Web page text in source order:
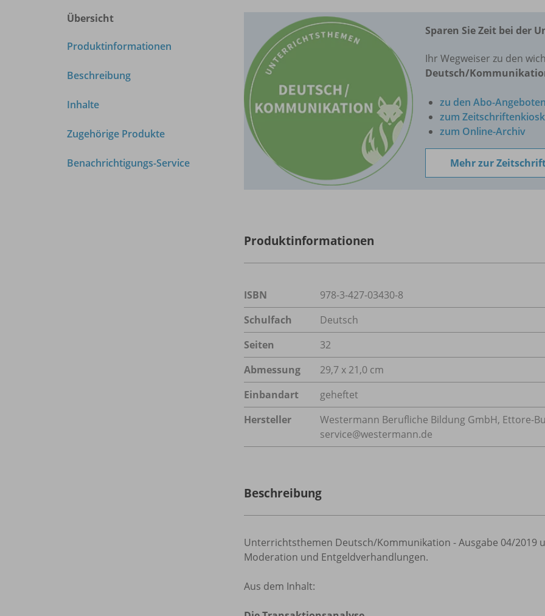
Übersicht
Produktinformationen
Beschreibung
Inhalte
Zugehörige Produkte
Benachrichtigungs-Service
Sparen Sie Zeit bei der
Ihr Wegweiser zu den
Deutsch/
zu den Abo-Angeboten
zum Zeitschriftenkiosk
zum Online-Archiv
Mehr zur
Produktinformationen
ISBN
978-3-427-03430-8
Schulfach
Deutsch
Seiten
32
Abmessung
29,7 x 21,0 cm
Einbandart
geheftet
Hersteller
Westermann Berufliche Bildung GmbH, Ettore-
service@westermann.de
Beschreibung
Unterrichtsthemen Deutsch/Kommunikation - Ausgabe 04/2019
Moderation und Entgeldverhandlungen.
Aus dem Inhalt: